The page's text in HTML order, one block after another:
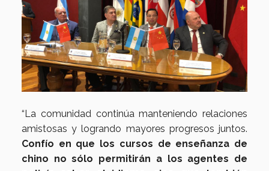
“La comunidad continúa manteniendo relaciones
amistosas y logrando mayores progresos juntos.
Confío en que los cursos de enseñanza de
chino no sólo permitirán a los agentes de